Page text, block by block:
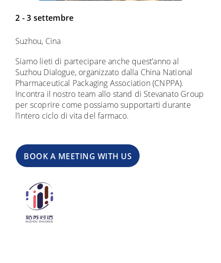
2 - 3 settembre
Suzhou, Cina
Siamo lieti di partecipare anche quest’anno al
Suzhou Dialogue, organizzato dalla China National
Pharmaceutical Packaging Association (CNPPA).
Incontra il nostro team allo stand di Stevanato Group
per scoprire come possiamo supportarti durante
l’intero ciclo di vita del farmaco.
BOOK A MEETING WITH US